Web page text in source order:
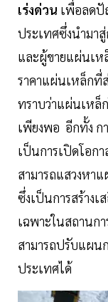
เร่งด่วน เพื่อลดปั
ประเทศซึ่งนำมา
และผู้ขายแผ่นเห
ราคาแผ่นเหล็กที่
ทราบว่าแผ่นเหล็
เพียงพอ อีกทั้ง ก
เป็นการเปิดโอก
สามารถแสวงหา
ซึ่งเป็นการสร้างเ
เฉพาะในสถานก
สามารถปรับแผน
ประเทศได้